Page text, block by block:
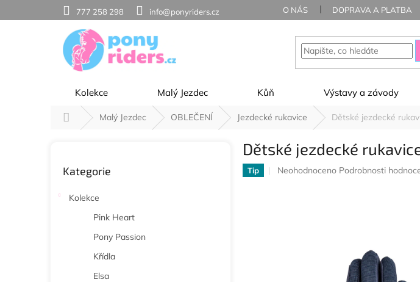
777 258 298 info@ponyriders.cz O NÁS DOPRAVA A PLATBA
Kolekce Malý Jezdec Kůň Výstavy a závody
Domů Malý Jezdec OBLEČENÍ Jezdecké rukavice Dětské jezdecké
kategorie
Kategorie
Kolekce
Pink Heart
Pony Passion
Křídla
Elsa
Dětské jezdecké
Tip
Průměrné
Neohodnoceno Podrobnosti